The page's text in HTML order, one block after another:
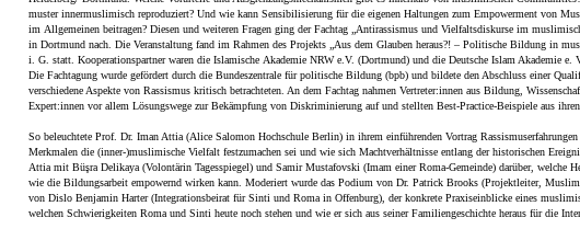
muster innermuslimisch reproduziert? Und wie kann Sensibilisierung für die eigenen Haltungen zum Empowerment von
im Allgemeinen beitragen? Diesen und weiteren Fragen ging der Fachtag
„Antirassismus und Vielfaltsdiskurse im
in Dortmund nach. Die Veranstaltung fand im Rahmen des Projekts „Aus dem Glauben heraus?! – Politische Bildung in
i. G. statt. Kooperationspartner waren die Islamische Akademie NRW e.V. (Dortmund) und die Deutsche Islam Akademie e.
Die Fachtagung wurde gefördert durch die Bundeszentrale für politische Bildung (bpb) und bildete den Abschluss einer
verschiedene Aspekte von Rassismus kritisch betrachteten. An dem Fachtag nahmen Vertreter:innen aus Bildung,
Expert:innen vor allem Lösungswege zur Bekämpfung von Diskriminierung auf und stellten Best-Practice-Beispiele aus
So beleuchtete Prof. Dr. Iman Attia(Alice Salomon Hochschule Berlin) in ihrem einführenden Vortrag
Merkmalen die (inner-)muslimische Vielfalt festzumachen sei und wie sich Machtverhältnisse entlang der historischen
Attia mitBüşra Delikaya(Volontärin Tagesspiegel) und Samir Mustafovski (Imam einer Roma-Gemeinde) darüber, welche
wie die Bildungsarbeit empowernd wirken kann. Moderiert wurde das Podium von Dr. Patrick Brooks(Projektleiter,
von Dislo Benjamin Harter(Integrationsbeirat für Sinti und Roma in Offenburg), der konkrete Praxiseinblicke eines
welchen Schwierigkeiten Roma und Sinti heute noch stehen und wie er sich aus seiner Familiengeschichte heraus für die